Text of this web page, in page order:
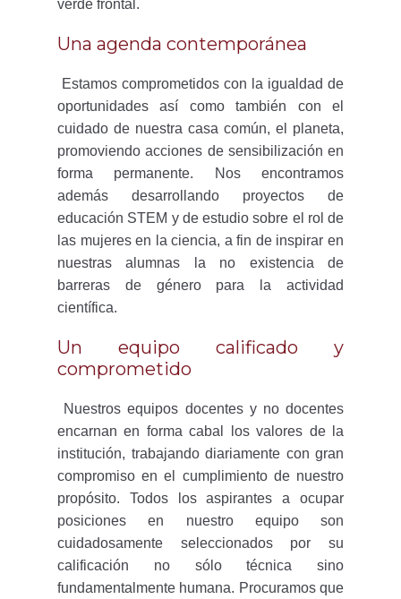
verde frontal.
Una agenda contemporánea
Estamos comprometidos con la igualdad de
oportunidades así como también con el
cuidado de nuestra casa común, el planeta,
promoviendo acciones de sensibilización en
forma permanente. Nos encontramos
además desarrollando proyectos de
educación STEM y de estudio sobre el rol de
las mujeres en la ciencia, a fin de inspirar en
nuestras alumnas la no existencia de
barreras de género para la actividad
científica.
Un equipo calificado y
comprometido
Nuestros equipos docentes y no docentes
encarnan en forma cabal los valores de la
institución, trabajando diariamente con gran
compromiso en el cumplimiento de nuestro
propósito. Todos los aspirantes a ocupar
posiciones en nuestro equipo son
cuidadosamente seleccionados por su
calificación no sólo técnica sino
fundamentalmente humana. Procuramos que